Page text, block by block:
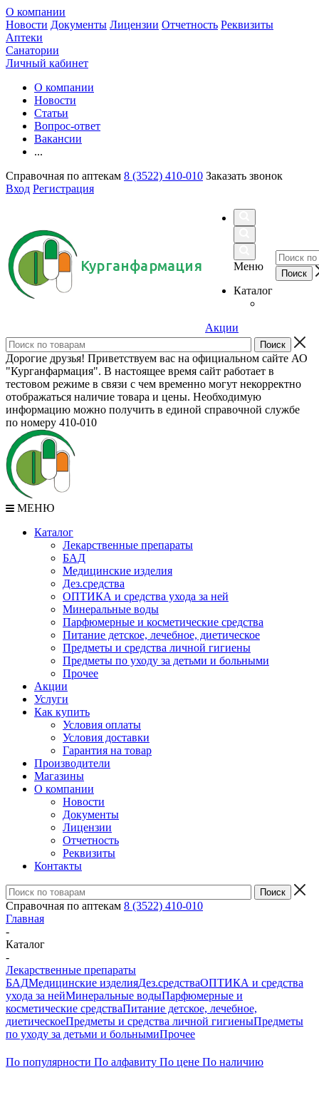
О компании
Новости Документы Лицензии Отчетность Реквизиты
Аптеки
Санатории
Личный кабинет
О компании
Новости
Статьи
Вопрос-ответ
Вакансии
...
Справочная по аптекам 8 (3522) 410-010 Заказать звонок
Вход Регистрация
Курганфармация
Меню
Каталог
Акции
Дорогие друзья! Приветствуем вас на официальном сайте АО
"Курганфармация". В настоящее время сайт работает в
тестовом режиме в связи с чем временно могут некорректно
отображаться наличие товара и цены. Необходимую
информацию можно получить в единой справочной службе
по номеру 410-010
МЕНЮ
Каталог
Лекарственные препараты
БАД
Медицинские изделия
Дез.средства
ОПТИКА и средства ухода за ней
Минеральные воды
Парфюмерные и косметические средства
Питание детское, лечебное, диетическое
Предметы и средства личной гигиены
Предметы по уходу за детьми и больными
Прочее
Акции
Услуги
Как купить
Условия оплаты
Условия доставки
Гарантия на товар
Производители
Магазины
О компании
Новости
Документы
Лицензии
Отчетность
Реквизиты
Контакты
Справочная по аптекам 8 (3522) 410-010
Главная
-
Каталог
-
Лекарственные препараты
БАДМедицинские изделияДез.средстваОПТИКА и средства
ухода за нейМинеральные водыПарфюмерные и
косметические средстваПитание детское, лечебное,
диетическоеПредметы и средства личной гигиеныПредметы
по уходу за детьми и больнымиПрочее
По популярности По алфавиту По цене По наличию